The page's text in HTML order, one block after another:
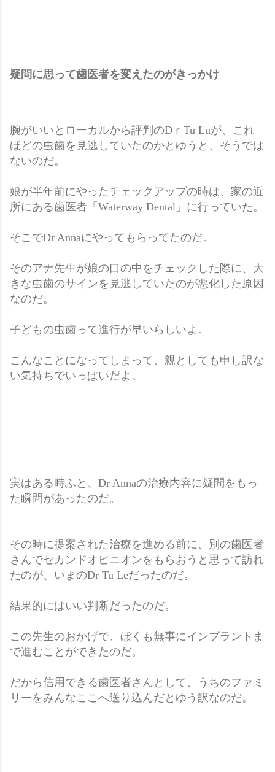
疑問に思って歯医者を変えたのがきっかけ
腕がいいとローカルから評判のDｒTu Luが、これ
ほどの虫歯を見逃していたのかとゆうと、そうでは
ないのだ。
娘が半年前にやったチェックアップの時は、家の近
所にある歯医者「Waterway Dental」に行っていた。
そこでDr Annaにやってもらってたのだ。
そのアナ先生が娘の口の中をチェックした際に、大
きな虫歯のサインを見逃していたのが悪化した原因
なのだ。
子どもの虫歯って進行が早いらしいよ。
こんなことになってしまって、親としても申し訳な
い気持ちでいっぱいだよ。
実はある時ふと、Dr Annaの治療内容に疑問をもっ
た瞬間があったのだ。
その時に提案された治療を進める前に、別の歯医者
さんでセカンドオピニオンをもらおうと思って訪れ
たのが、いまのDr Tu Leだったのだ。
結果的にはいい判断だったのだ。
この先生のおかげで、ぼくも無事にインプラントま
で進むことができたのだ。
だから信用できる歯医者さんとして、うちのファミ
リーをみんなここへ送り込んだとゆう訳なのだ。